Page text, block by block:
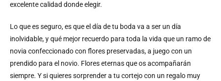
excelente calidad donde elegir.
Lo que es seguro, es que el día de tu boda va a ser un día
inolvidable, y qué mejor recuerdo para toda la vida que un ramo de
novia confeccionado con flores preservadas, a juego con un
prendido para el novio. Flores eternas que os acompañarán
siempre. Y si quieres sorprender a tu cortejo con un regalo muy